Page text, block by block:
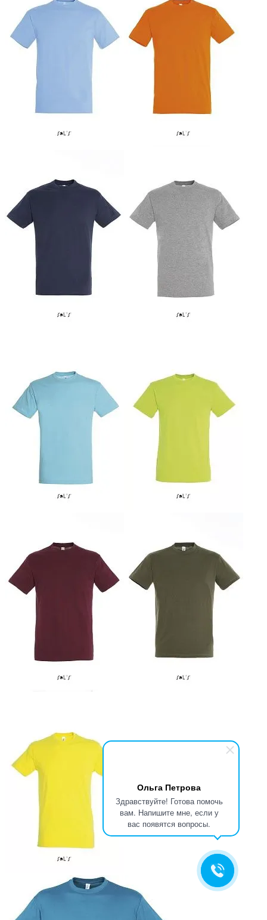
Ольга Петрова
Здравствуйте! Готова помочь
вам. Напишите мне, если у
вас появятся вопросы.